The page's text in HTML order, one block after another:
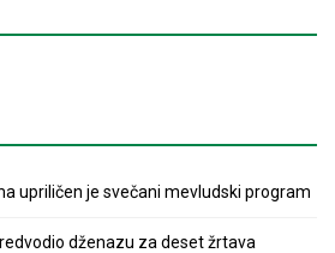
upriličen je svečani mevludski program
dženazu za deset žrtava